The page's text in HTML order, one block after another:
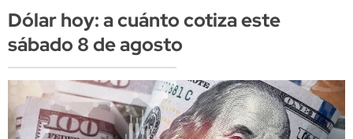
Dólar hoy: a cuánto cotiza este
sábado 8 de agosto